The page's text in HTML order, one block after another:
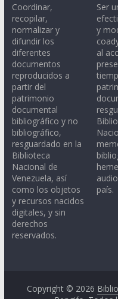
Coordinar,
recopilar,
normalizar y
difundir los
diferentes
documentos
reproducidos a
partir del
patrimonio
documental
bibliográfico y no
bibliográfico,
resguardado en la
Biblioteca
Nacional de
Venezuela, así
como los objetos
y recursos nacidos
digitales, y sin
derechos
reservados.
Ser
y
al
país.
Copyright © 2026